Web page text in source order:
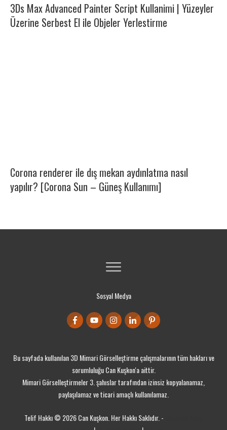
3Ds Max Advanced Painter Script Kullanimi | Yüzeyler
Üzerine Serbest El ile Objeler Yerlestirme
Corona renderer ile dış mekan aydınlatma nasıl
yapılır? [Corona Sun – Güneş Kullanımı]
Sosyal Medya
Bu sayfada kullanılan 3D Mimari Görselleştirme çalışmalarının tüm hakları ve
sorumluluğu Can Kuşkon'a aittir.
Mimari Görselleştirmeler 3. şahıslar tarafından izinsiz kopyalanamaz,
paylaşılamaz ve ticari amaçlı kullanılamaz.
Telif Hakkı © 2026Can Kuşkon. Her Hakkı Saklıdır. -